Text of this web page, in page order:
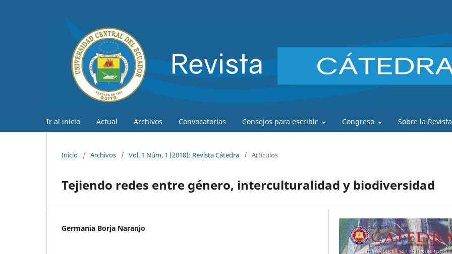
Ir al inicio Actual Archivos Convocatorias Consejos para escribir Congreso Sobre la Revista
Inicio / Archivos / Vol. 1 Núm. 1 (2018): Revista Cátedra / Artículos
Tejiendo redes entre género, interculturalidad y biodiversidad
Germania Borja Naranjo